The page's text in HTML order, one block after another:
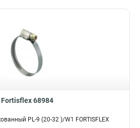
Fortisflex 68984
PL-9 (20-32 )/W1 FORTISFLEX